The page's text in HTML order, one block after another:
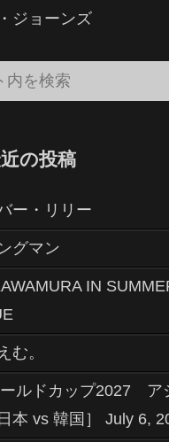
ジョーンズ
の投稿
ー・リリー
グマン
IN
む。
ルドカップ2027 ア
vs 韓国］ July 6,